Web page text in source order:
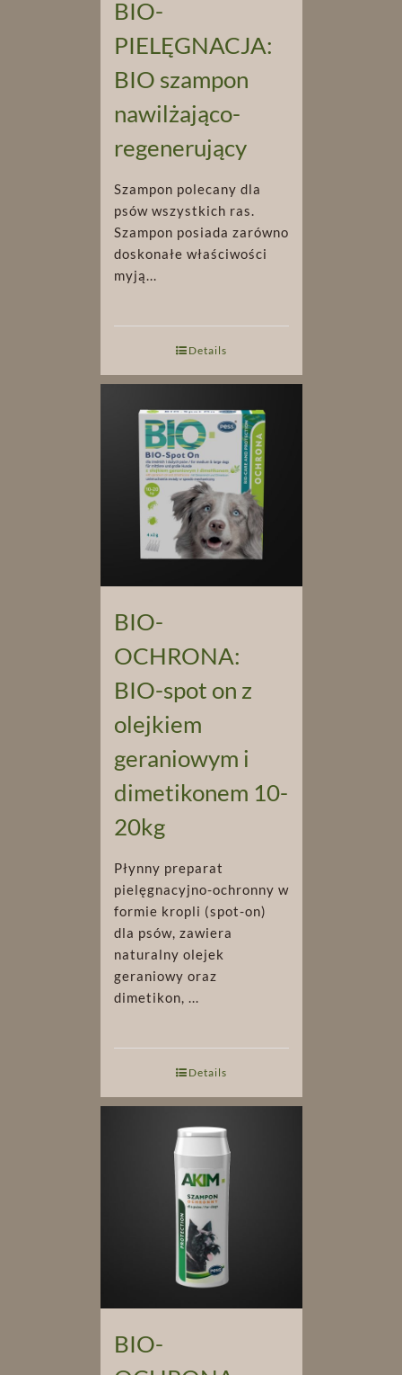
BIO-
PIELĘGNACJA:
BIO szampon
nawilżająco-
regenerujący
Szampon polecany dla
psów wszystkich ras.
Szampon posiada zarówno
doskonałe właściwości
myją...
Details
BIO-
OCHRONA:
BIO-spot on z
olejkiem
geraniowym i
dimetikonem 10-
20kg
Płynny preparat
pielęgnacyjno-ochronny w
formie kropli (spot-on)
dla psów, zawiera
naturalny olejek
geraniowy oraz
dimetikon, ...
Details
BIO-